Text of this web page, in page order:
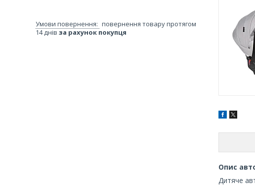
Опис
Дитяче
повернення товару протягом
14 днів за рахунок покупця